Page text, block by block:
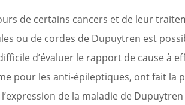
de certains cancers et de leur
ou de cordes de Dupuytren est
d’évaluer le rapport de cause à
pour les anti-épileptiques, ont fait la
de la maladie de